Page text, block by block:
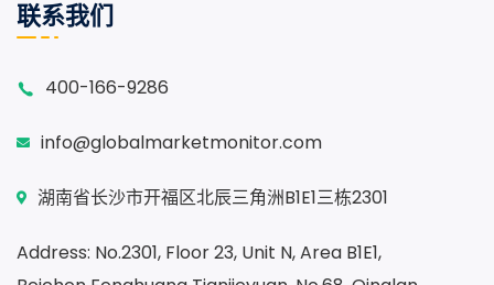
联系我们
400-166-9286
info@globalmarketmonitor.com
湖南省长沙市开福区北辰三角洲B1E1三栋2301
Address: No.2301, Floor 23, Unit N, Area B1E1,